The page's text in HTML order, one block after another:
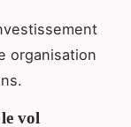
organisation
vol